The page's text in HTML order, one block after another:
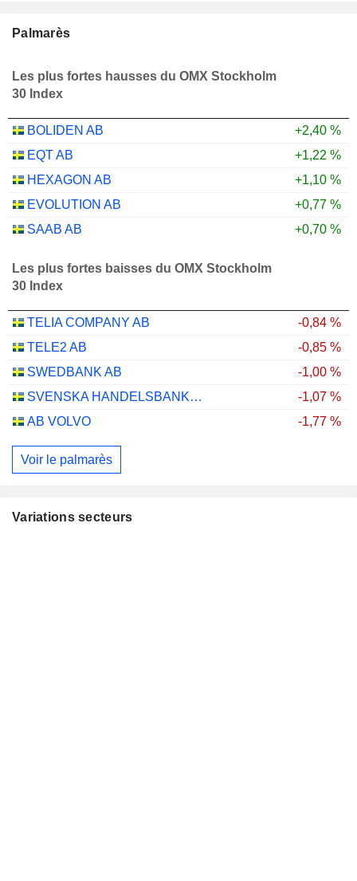
Palmarès
Les plus fortes hausses du OMX Stockholm
30 Index
BOLIDEN AB
+2,40 %
EQT AB
+1,22 %
HEXAGON AB
+1,10 %
EVOLUTION AB
+0,77 %
SAAB AB
+0,70 %
Les plus fortes baisses du OMX Stockholm
30 Index
TELIA COMPANY AB
-0,84 %
TELE2 AB
-0,85 %
SWEDBANK AB
-1,00 %
SVENSKA HANDELSBANKEN AB
-1,07 %
AB VOLVO
-1,77 %
Voir le palmarès
Variations secteurs